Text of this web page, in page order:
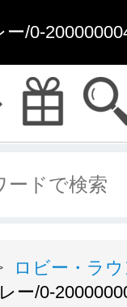
0-
ロビー・ラ
/0-